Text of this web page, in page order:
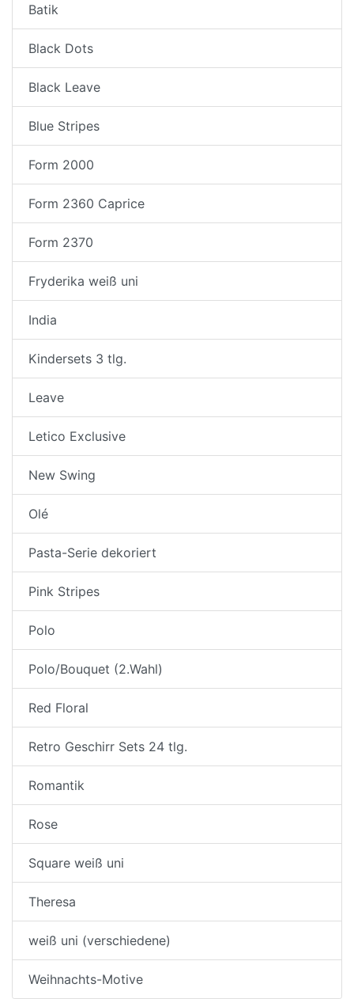
Batik
Black Dots
Black Leave
Blue Stripes
Form 2000
Form 2360 Caprice
Form 2370
Fryderika weiß uni
India
Kindersets 3 tlg.
Leave
Letico Exclusive
New Swing
Olé
Pasta-Serie dekoriert
Pink Stripes
Polo
Polo/Bouquet (2.Wahl)
Red Floral
Retro Geschirr Sets 24 tlg.
Romantik
Rose
Square weiß uni
Theresa
weiß uni (verschiedene)
Weihnachts-Motive